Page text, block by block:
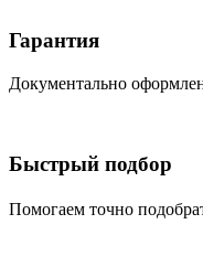
Гарантия
Документально
Быстрый подбор
Помогаем точно